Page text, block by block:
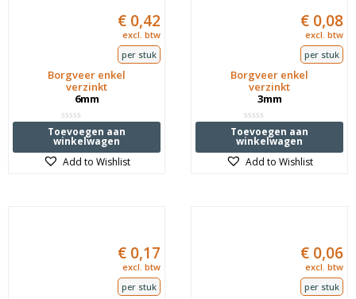
Borgveer enkel
verzinkt
6mm
Waardering
0
uit
5
€ 0,42
excl. btw
per stuk
Toevoegen aan
winkelwagen
Add to Wishlist
Borgveer enkel
verzinkt
3mm
Waardering
0
uit
5
€ 0,08
excl. btw
per stuk
Toevoegen aan
winkelwagen
Add to Wishlist
€ 0,17
excl. btw
per stuk
€ 0,06
excl. btw
per stuk